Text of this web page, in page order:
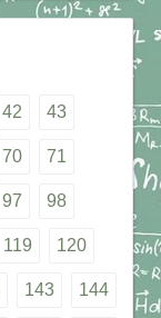
42 43
70 71
97 98
119 120
143 144